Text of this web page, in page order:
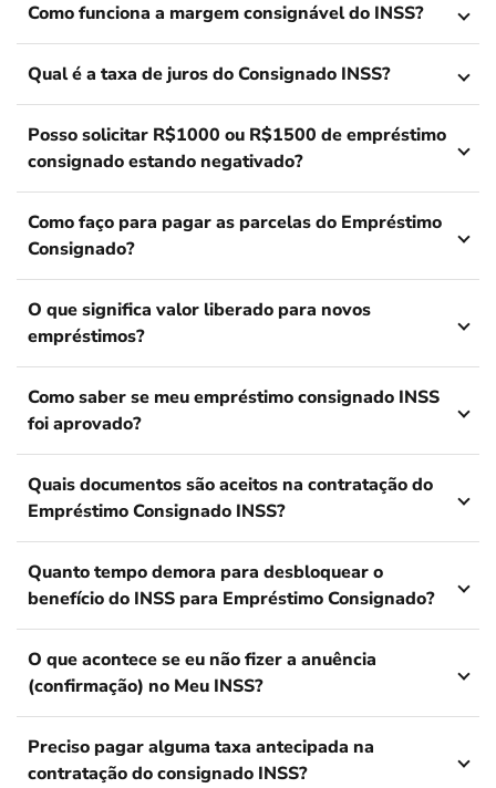
Como funciona a margem consignável do INSS?
Qual é a taxa de juros do Consignado INSS?
Posso solicitar R$1000 ou R$1500 de empréstimo
consignado estando negativado?
Como faço para pagar as parcelas do Empréstimo
Consignado?
O que significa valor liberado para novos
empréstimos?
Como saber se meu empréstimo consignado INSS
foi aprovado?
Quais documentos são aceitos na contratação do
Empréstimo Consignado INSS?
Quanto tempo demora para desbloquear o
benefício do INSS para Empréstimo Consignado?
O que acontece se eu não fizer a anuência
(confirmação) no Meu INSS?
Preciso pagar alguma taxa antecipada na
contratação do consignado INSS?